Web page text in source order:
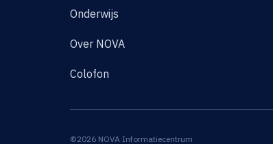
Onderwijs
Over NOVA
Colofon
©2026 NOVA Informatiecentrum